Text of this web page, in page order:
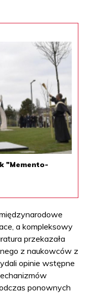
"Memento-
a kompleksowy
przekazała
z naukowców z
opinie wstępne
ponownych